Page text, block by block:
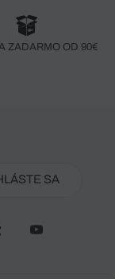
ZADARMO OD 90€
SA